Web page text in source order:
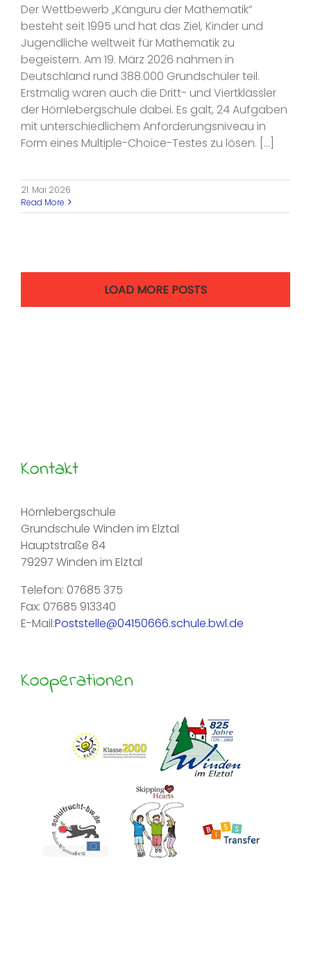
Der Wettbewerb „Känguru der Mathematik“
besteht seit 1995 und hat das Ziel, Kinder und
Jugendliche weltweit für Mathematik zu
begeistern. Am 19. März 2026 nahmen in
Deutschland rund 388.000 Grundschüler teil.
Erstmalig waren auch die Dritt- und Viertklässler
der Hörnlebergschule dabei. Es galt, 24 Aufgaben
mit unterschiedlichem Anforderungsniveau in
Form eines Multiple-Choice-Testes zu lösen. [...]
21. Mai 2026
Read More
LOAD MORE POSTS
Kontakt
Hörnlebergschule
Grundschule Winden im Elztal
Hauptstraße 84
79297 Winden im Elztal
Telefon: 07685 375
Fax: 07685 913340
E-Mail:Poststelle@04150666.schule.bwl.de
Kooperationen